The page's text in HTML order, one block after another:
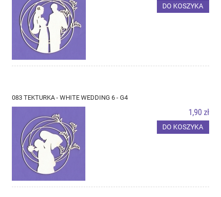
DO KOSZYKA
083 TEKTURKA - WHITE WEDDING 6 - G4
1,90 zł
DO KOSZYKA